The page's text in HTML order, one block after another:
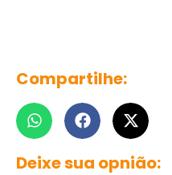
Compartilhe:
Deixe sua opnião: